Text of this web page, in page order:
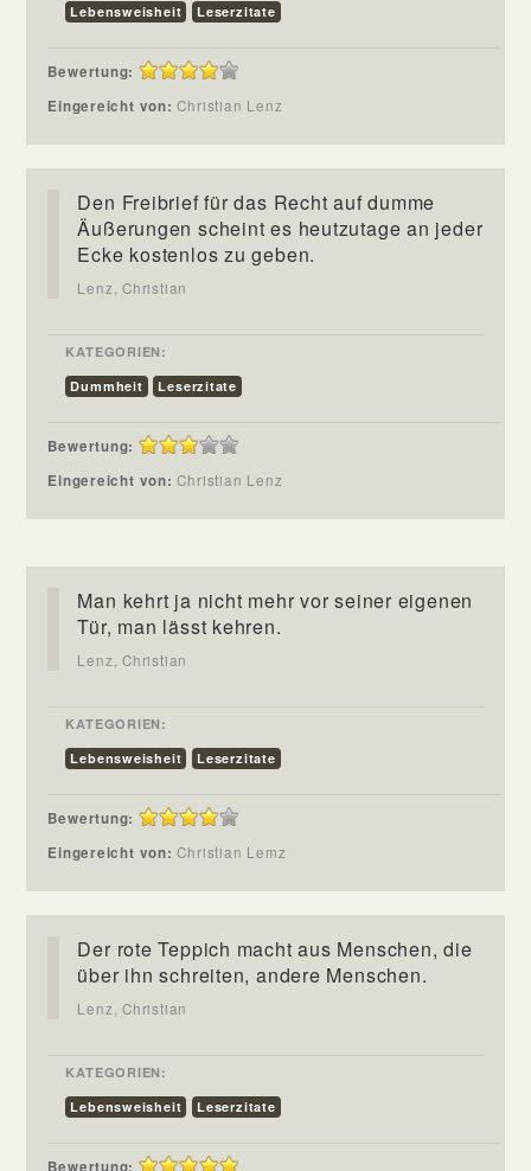
Lebensweisheit
Leserzitate
Bewertung:
Eingereicht von:Christian Lenz
Den Freibrief für das Recht auf dumme
Äußerungen scheint es heutzutage an jeder
Ecke kostenlos zu geben.
Lenz, Christian
KATEGORIEN:
Dummheit
Leserzitate
Bewertung:
Eingereicht von:Christian Lenz
Man kehrt ja nicht mehr vor seiner eigenen
Tür, man lässt kehren.
Lenz, Christian
KATEGORIEN:
Lebensweisheit
Leserzitate
Bewertung:
Eingereicht von:Christian Lemz
Der rote Teppich macht aus Menschen, die
über ihn schreiten, andere Menschen.
Lenz, Christian
KATEGORIEN:
Lebensweisheit
Leserzitate
Bewertung: